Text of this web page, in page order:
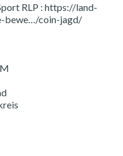
RLP : https://land-
bewe…/coin-jagd/